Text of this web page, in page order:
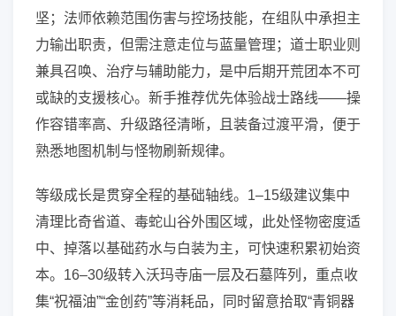
坚；法师依赖范围伤害与控场技能，在组队中承担主
力输出职责，但需注意走位与蓝量管理；道士职业则
兼具召唤、治疗与辅助能力，是中后期开荒团本不可
或缺的支援核心。新手推荐优先体验战士路线——操
作容错率高、升级路径清晰，且装备过渡平滑，便于
熟悉地图机制与怪物刷新规律。
等级成长是贯穿全程的基础轴线。1–15级建议集中
清理比奇省道、毒蛇山谷外围区域，此处怪物密度适
中、掉落以基础药水与白装为主，可快速积累初始资
本。16–30级转入沃玛寺庙一层及石墓阵列，重点收
集“祝福油”“金创药”等消耗品，同时留意拾取“青铜器